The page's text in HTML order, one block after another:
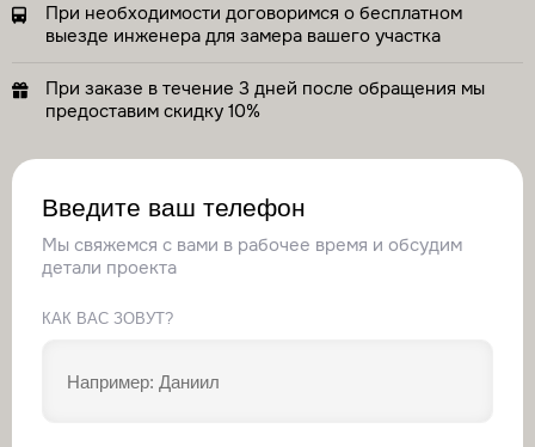
При необходимости договоримся о бесплатном
выезде инженера для замера вашего участка
При заказе в течение 3 дней после обращения мы
предоставим скидку 10%
Введите ваш телефон
Мы свяжемся с вами в рабочее время и обсудим
детали проекта
КАК ВАС ЗОВУТ?